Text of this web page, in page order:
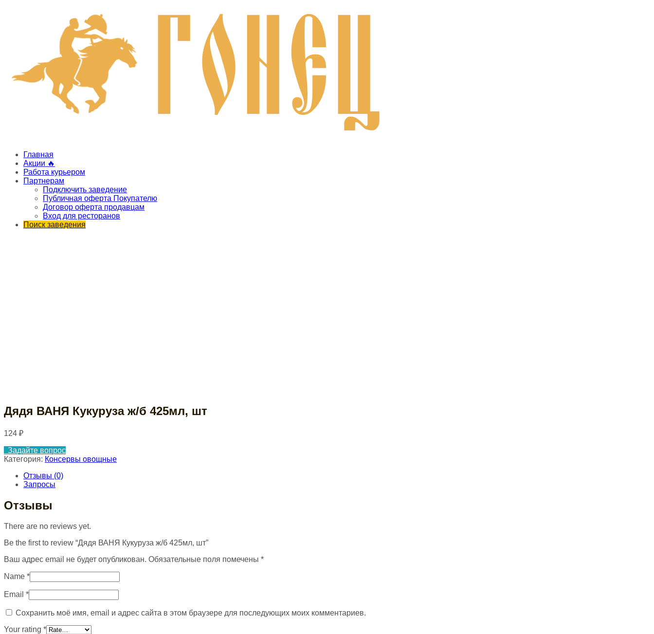
Главная
Акции 🔥
Работа курьером
Партнерам
Подключить заведение
Публичная оферта Покупателю
Договор оферта продавцам
Вход для ресторанов
Поиск заведения
Дядя ВАНЯ Кукуруза ж/б 425мл, шт
124 ₽
Задайте вопрос
Категория: Консервы овощные
Отзывы (0)
Запросы
Отзывы
There are no reviews yet.
Be the first to review “Дядя ВАНЯ Кукуруза ж/б 425мл, шт”
Ваш адрес email не будет опубликован. Обязательные поля помечены *
Name *
Email *
Сохранить моё имя, email и адрес сайта в этом браузере для последующих моих комментариев.
Your rating *